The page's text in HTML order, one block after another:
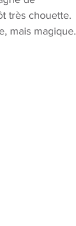
très chouette.
mais magique.